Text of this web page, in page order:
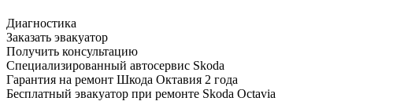
Диагностика
Заказать эвакуатор
Получить консультацию
Специализированный автосервис Skoda
Гарантия на ремонт Шкода Октавия 2 года
Бесплатный эвакуатор при ремонте Skoda Octavia